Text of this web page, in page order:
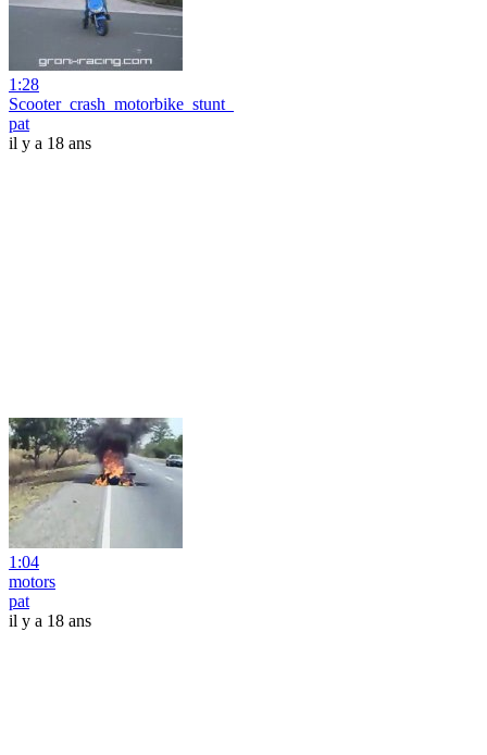
1:28
Scooter_crash_motorbike_stunt_
pat
il y a 18 ans
1:04
motors
pat
il y a 18 ans